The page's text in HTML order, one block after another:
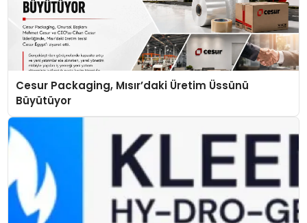
Cesur Packaging, Mısır’daki Üretim Üssünü
Büyütüyor